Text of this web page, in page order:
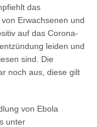
das
Erwachsenen und
auf das Corona-
leiden und
sind. Die
noch aus, diese gilt
von Ebola
unter